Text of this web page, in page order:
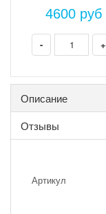
4600 руб
- +
Описание
Отзывы
Артикул